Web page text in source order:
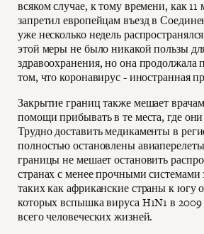
всяком случае, к тому времени, как 11
запретил европейцам въезд в
уже несколько недель
этой меры не было никакой пользы
здравоохранения, но она
том, что коронавирус - иностранная
Закрытие границ также мешает
помощи прибывать в те места, где
Трудно доставить медикаменты в
полностью остановлены
границы не мешает остановить
странах с менее прочными системами
таких как африканские страны к югу
которых вспышка вируса H1N1 в
всего человеческих жизней.